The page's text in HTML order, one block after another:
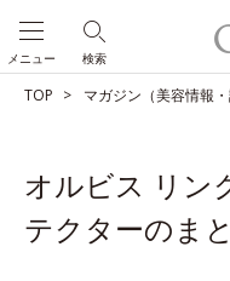
検索
メニュー
TOP マガジン（美容情報・
オルビス リン
テクターのま